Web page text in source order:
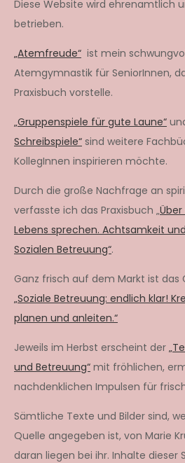
Diese Website wird ehrenamtlich
betrieben.
„Atemfreude“ ist mein
Atemgymnastik für SeniorInnen,
Praxisbuch vorstelle.
„Gruppenspiele für gute Laune“
Schreibspiele“ sind weitere
KollegInnen inspirieren möchte.
Durch die große Nachfrage an
verfasste ich das Praxisbuch „
Lebens sprechen. Achtsamkeit
Sozialen Betreuung“.
Ganz frisch auf dem Markt ist das
„Soziale Betreuung: endlich klar!
planen und anleiten.“
Jeweils im Herbst erscheint der
und Betreuung“ mit fröhlichen,
nachdenklichen Impulsen für
Sämtliche Texte und Bilder sind,
Quelle angegeben ist, von Marie
daran liegen bei ihr. Inhalte dieser